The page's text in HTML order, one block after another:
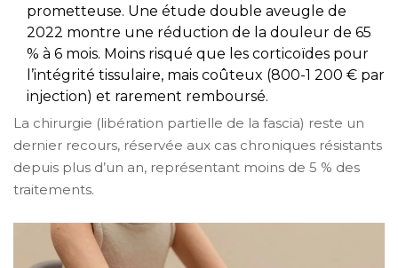
prometteuse. Une étude double aveugle de
2022 montre une réduction de la douleur de 65
% à 6 mois. Moins risqué que les corticoïdes pour
l’intégrité tissulaire, mais coûteux (800-1 200 € par
injection) et rarement remboursé.
La chirurgie (libération partielle de la fascia) reste un
dernier recours, réservée aux cas chroniques résistants
depuis plus d’un an, représentant moins de 5 % des
traitements.